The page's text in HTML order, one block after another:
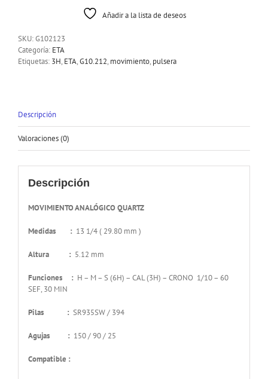
Añadir a la lista de deseos
SKU:G102123
Categoría: ETA
Etiquetas: 3H, ETA,G10.212, movimiento, pulsera
Descripción
Valoraciones (0)
Descripción
MOVIMIENTO ANALÓGICO QUARTZ
Medidas : 13 1/4 ( 29.80 mm )
Altura : 5.12 mm
Funciones : H – M – S (6H) – CAL (3H) – CRONO 1/10 – 60
SEF, 30 MIN
Pilas : SR935SW / 394
Agujas : 150 / 90 / 25
Compatible :